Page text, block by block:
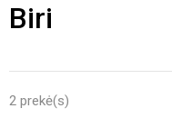
Biri
2 prekė(s)